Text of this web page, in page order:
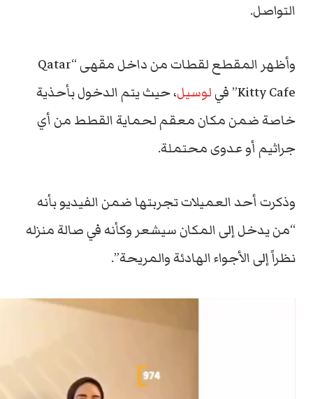
التواصل.
وأظهر المقطع لقطات من داخل مقهى “Qatar
Kitty Cafe” في
لوسيل، حيث يتم الدخول بأحذية
خاصة ضمن مكان معقم لحماية القطط من أي
جراثيم أو عدوى محتملة.
وذكرت أحد العميلات تجربتها ضمن الفيديو بأنه
“من يدخل إلى المكان سيشعر وكأنه في صالة منزله
نظراً إلى الأجواء الهادئة والمريحة”.